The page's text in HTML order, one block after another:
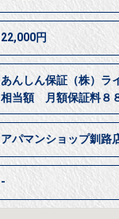
22,000円
あんしん保証（株）
相当額 月額保証料８
アパマンショップ釧路
-